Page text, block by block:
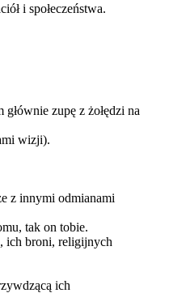
i społeczeństwa.
zupę z żołędzi na
wizji).
z innymi odmianami
tak on tobie.
ich broni, religijnych
ich